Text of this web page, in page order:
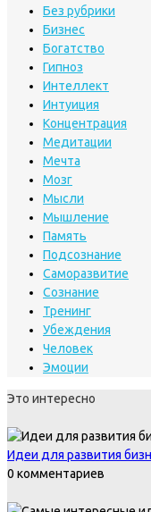
Без рубрики
Бизнес
Богатство
Гипноз
Интеллект
Интуиция
Концентрация
Медитации
Мечта
Мозг
Мысли
Мышление
Память
Подсознание
Саморазвитие
Сознание
Тренинг
Убеждения
Человек
Эмоции
Это интересно
Идеи для развития
0 комментариев